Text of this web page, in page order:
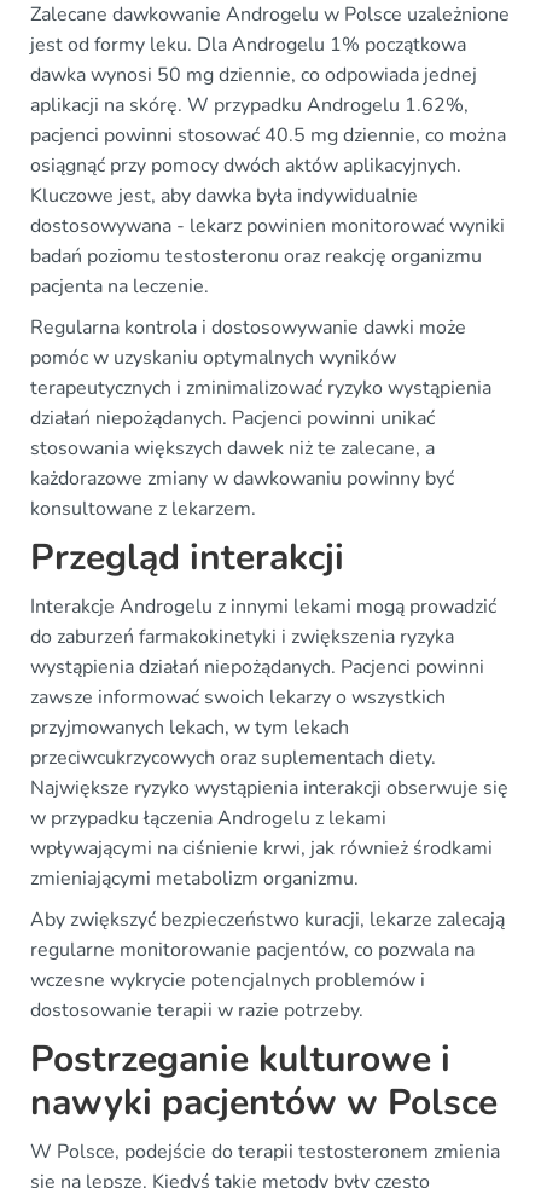
Zalecane dawkowanie Androgelu w Polsce uzależnione
jest od formy leku. Dla Androgelu 1% początkowa
dawka wynosi 50 mg dziennie, co odpowiada jednej
aplikacji na skórę. W przypadku Androgelu 1.62%,
pacjenci powinni stosować 40.5 mg dziennie, co można
osiągnąć przy pomocy dwóch aktów aplikacyjnych.
Kluczowe jest, aby dawka była indywidualnie
dostosowywana - lekarz powinien monitorować wyniki
badań poziomu testosteronu oraz reakcję organizmu
pacjenta na leczenie.
Regularna kontrola i dostosowywanie dawki może
pomóc w uzyskaniu optymalnych wyników
terapeutycznych i zminimalizować ryzyko wystąpienia
działań niepożądanych. Pacjenci powinni unikać
stosowania większych dawek niż te zalecane, a
każdorazowe zmiany w dawkowaniu powinny być
konsultowane z lekarzem.
Przegląd interakcji
Interakcje Androgelu z innymi lekami mogą prowadzić
do zaburzeń farmakokinetyki i zwiększenia ryzyka
wystąpienia działań niepożądanych. Pacjenci powinni
zawsze informować swoich lekarzy o wszystkich
przyjmowanych lekach, w tym lekach
przeciwcukrzycowych oraz suplementach diety.
Największe ryzyko wystąpienia interakcji obserwuje się
w przypadku łączenia Androgelu z lekami
wpływającymi na ciśnienie krwi, jak również środkami
zmieniającymi metabolizm organizmu.
Aby zwiększyć bezpieczeństwo kuracji, lekarze zalecają
regularne monitorowanie pacjentów, co pozwala na
wczesne wykrycie potencjalnych problemów i
dostosowanie terapii w razie potrzeby.
Postrzeganie kulturowe i
nawyki pacjentów w Polsce
W Polsce, podejście do terapii testosteronem zmienia
się na lepsze. Kiedyś takie metody były często